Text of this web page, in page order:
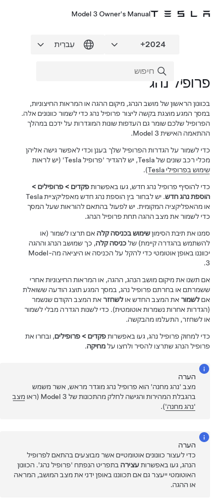
Model 3 Owner's Manual
פרופיל נהג
בכוונון הראשון של מושב הנהג, מיקום ההגהאו המראות החיצוניות,
במסך המגע מוצגת בקשה ליצור פרופיל נהג כדי לשמור כוונונים אלה.
הפרופיל שלכם שומר גם העדפות שונות המוגדרות על ידכם במהלך
ההתאמה האישיתModel 3
.
כדי לשמור על הגדרות הפרופיל שלך בענן וכדי לאפשר גישה אליהן
מכלי רכב שונים של Tesla, יש להגדיר 'פרופיל Tesla' (יש לראות
שימוש בפרופילי Tesla
).
כדי להוסיף פרופיל נהג חדש, געו באפשרותפקדים>פרופילים>
הוספת נהג חדש
. יש לבחור בין הוספת נהג חדש מאפליקציית Tesla
או מהאפליקציה המקומית. יש לפעול בהתאם להוראות שעל המסך
כדי לשמור את מצב ההגה תחת פרופיל הנהג.
סמנו את תיבת הסימוןשימוש בכניסה קלהאם תרצו לשמור (או
להשתמש בהגדרה קיימת) של כניסה קלה, כך שמושב הנהג וההגה
יכווננו באופן אוטומטי כדי להקל על הכניסה או היציאה מה- Model
אם תשנו את מיקום מושב הנהג, ההגה, או המראות החיצוניות אחרי
ששמרתם או בחרתם פרופיל נהג, במסך המגע תוצג הודעה ששואלת
לשמוראת המצב החדש אולשחזראת המצב הקודם שנשמר
(הגדרות אחרות נשמרות אוטומטית). כדי לשנות הגדרה מבלי לשמור
או לשחזר, התעלמו מהבקשה.
כדי למחוק פרופיל נהג, געו באפשרותפקדים>פרופילים, ובחרו את
פרופיל הנהג שתרצו להסיר ולחצו עלמחיקה.
הערה
מצב 'נהג מחנה' הוא פרופיל נהג מוגדר מראש, אשר משמש
בהגבלת המהירות והגישה לחלק מהתכונות שלModel 3(ראומצב
'נהג מחנה').
הערה
כדי לעצור כוונונים אוטומטיים אשר מבוצעים בהתאם לפרופיל
הנהג, געו באפשרותעצירהבתפריט הנפתח 'פרופיל נהג'. הכוונון
האוטומטי ייעצר גם אם תכווננו באופן ידני את מצב המושב, המראה
הגה.